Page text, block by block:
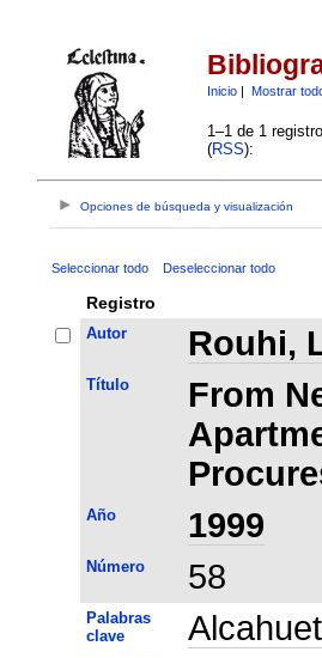
Inicio| Mostrar
1–1 de 1
(RSS):
Opciones de búsqueda y visualización
Seleccionar todo Deseleccionar todo
Registro
Autor Rouhi,
Título
From
Año 1999
Número 58
Palabras
clave